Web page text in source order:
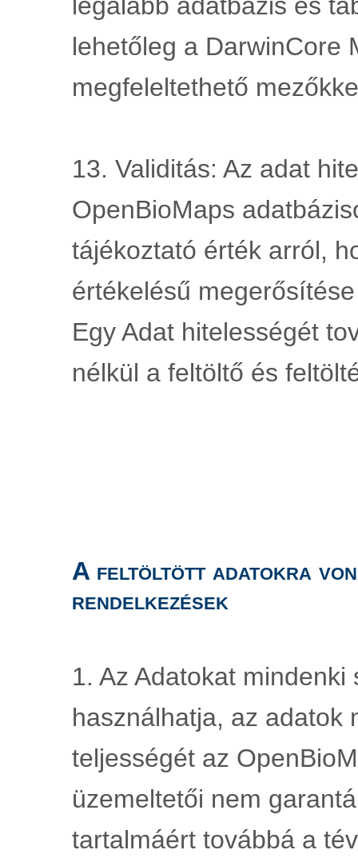
lehetőleg a DarwinCore
megfeleltethető
13. Validitás: Az adat
OpenBioMaps
tájékoztató érték arról,
értékelésű
Egy Adat hitelességét
nélkül a feltöltő és
A feltöltött adatokra
rendelkezések
1. Az Adatokat
használhatja, az adatok
teljességét az
üzemeltetői nem
tartalmáért továbbá a